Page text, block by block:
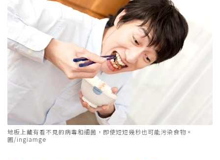
地板上藏有看不見的病毒和細菌，即使短短幾秒也可能污染食物。
圖/ingiamge